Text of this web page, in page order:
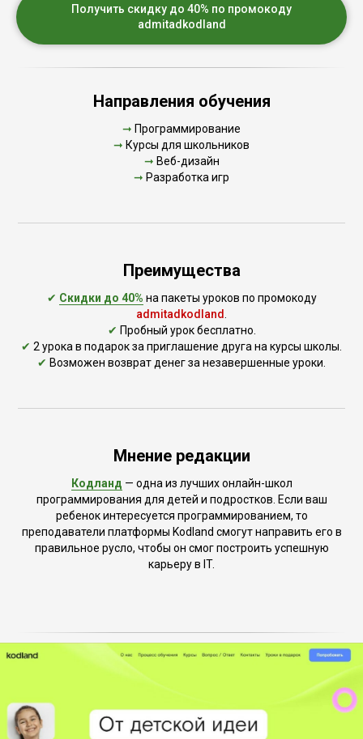
Получить скидку до 40% по промокоду
admitadkodland
Направления обучения
➞ Программирование
➞ Курсы для школьников
➞ Веб-дизайн
➞ Разработка игр
Преимущества
✔ Скидки до 40% на пакеты уроков по промокоду
admitadkodland.
✔ Пробный урок бесплатно.
✔ 2 урока в подарок за приглашение друга на курсы школы.
✔ Возможен возврат денег за незавершенные уроки.
Мнение редакции
Кодланд — одна из лучших онлайн-школ
программирования для детей и подростков. Если ваш
ребенок интересуется программированием, то
преподаватели платформы Kodland смогут направить его в
правильное русло, чтобы он смог построить успешную
карьеру в IT.